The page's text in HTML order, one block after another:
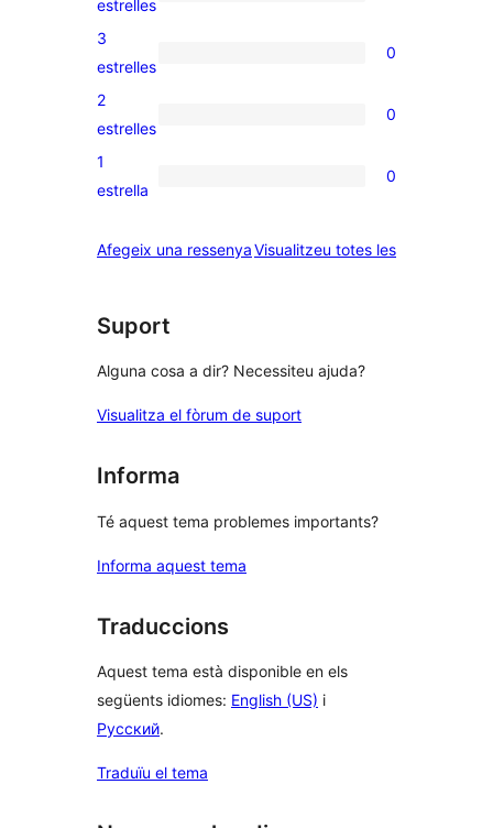
valoracions
de
estrelles
0
valoracions
de
3
estrelles
0
0
valoracions
de
estrelles
2
estrelles
0
0
de
1
estrella
0
Afegeix una ressenyaVisualitzeu totes lesressenyes
Suport
Alguna cosa a dir? Necessiteu ajuda?
Visualitza el fòrum de suport
Informa
Té aquest tema problemes importants?
Informa aquest tema
Traduccions
Aquest tema està disponible en els
següents idiomes: English (US) i
Русский.
Traduïu el tema